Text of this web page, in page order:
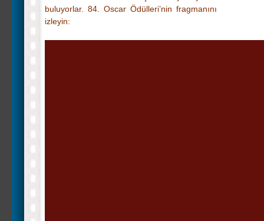
buluyorlar. 84. Oscar Ödülleri’nin fragmanını
izleyin: